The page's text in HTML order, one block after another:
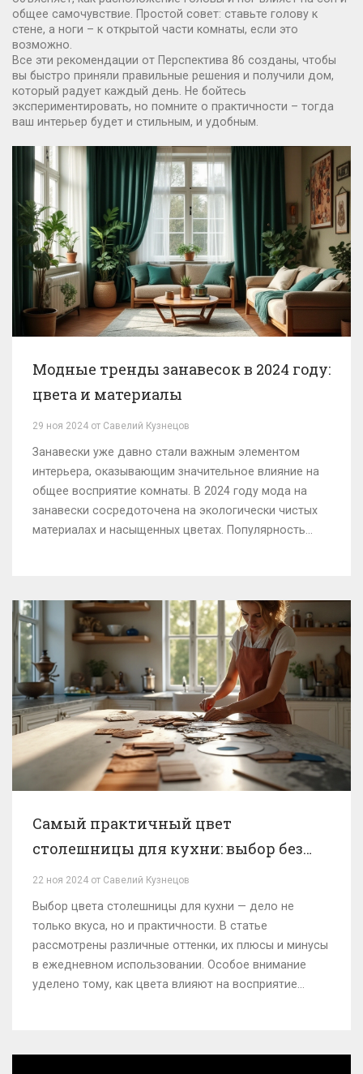
общее самочувствие. Простой совет: ставьте голову к
стене, а ноги – к открытой части комнаты, если это
возможно.
Все эти рекомендации от Перспектива 86 созданы, чтобы
вы быстро приняли правильные решения и получили дом,
который радует каждый день. Не бойтесь
экспериментировать, но помните о практичности – тогда
ваш интерьер будет и стильным, и удобным.
Модные тренды занавесок в 2024 году:
цвета и материалы
29 ноя 2024 от Савелий Кузнецов
Занавески уже давно стали важным элементом
интерьера, оказывающим значительное влияние на
общее восприятие комнаты. В 2024 году мода на
занавески сосредоточена на экологически чистых
материалах и насыщенных цветах. Популярность
утонченных бархатных портьер — каждый найдет
что-то на свой вкус. Эта статья поможет вам
разобраться в модных направлениях, чтобы сделать
ваш дом уютным и стильным.
Самый практичный цвет
столешницы для кухни: выбор без
компромиссов
22 ноя 2024 от Савелий Кузнецов
Выбор цвета столешницы для кухни — дело не
только вкуса, но и практичности. В статье
рассмотрены различные оттенки, их плюсы и минусы
в ежедневном использовании. Особое внимание
уделено тому, как цвета влияют на восприятие